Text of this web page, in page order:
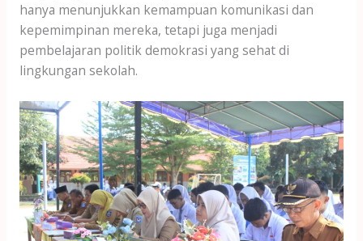
hanya menunjukkan kemampuan komunikasi dan
kepemimpinan mereka, tetapi juga menjadi
pembelajaran politik demokrasi yang sehat di
lingkungan sekolah.